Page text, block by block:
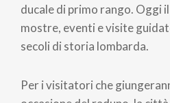
ducale di primo rango. Oggi
mostre, eventi e visite
secoli di storia lombarda.
Per i visitatori che